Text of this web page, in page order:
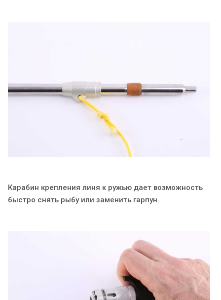
Карабин крепления линя к ружью дает возможность
быстро снять рыбу или заменить гарпун.